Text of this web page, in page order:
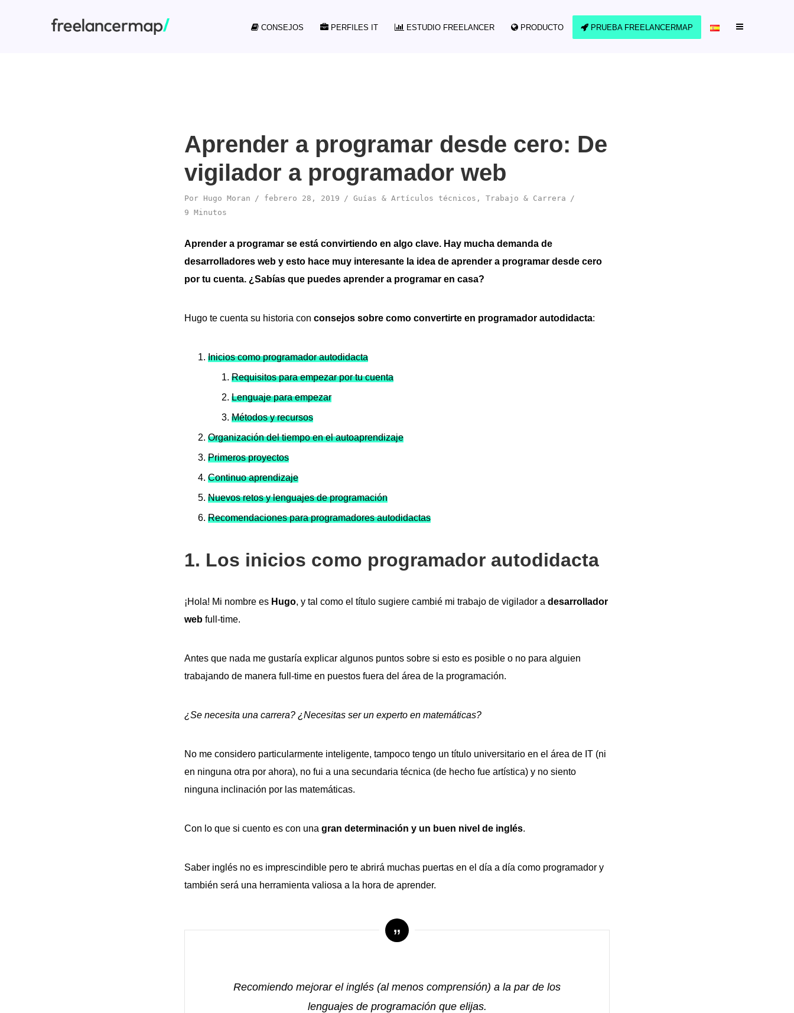
CONSEJOS PERFILES IT ESTUDIO FREELANCER PRODUCTO PRUEBA FREELANCERMAP
Aprender a programar desde cero: De
vigilador a programador web
Por Hugo Moran febrero 28, 2019 Guías & Artículos técnicos , Trabajo & Carrera
9 Minutos
Aprender a programar se está convirtiendo en algo clave. Hay mucha demanda de
desarrolladores web y esto hace muy interesante la idea de aprender a programar desde cero
por tu cuenta. ¿Sabías que puedes aprender a programar en casa?
Hugo te cuenta su historia con consejos sobre como convertirte en programador autodidacta:
Inicios como programador autodidacta
Requisitos para empezar por tu cuenta
Lenguaje para empezar
Métodos y recursos
Organización del tiempo en el autoaprendizaje
Primeros proyectos
Continuo aprendizaje
Nuevos retos y lenguajes de programación
Recomendaciones para programadores autodidactas
1. Los inicios como programador autodidacta
¡Hola! Mi nombre es Hugo, y tal como el título sugiere cambié mi trabajo de vigilador a desarrollador
web full-time.
Antes que nada me gustaría explicar algunos puntos sobre si esto es posible o no para alguien
trabajando de manera full-time en puestos fuera del área de la programación.
¿Se necesita una carrera? ¿Necesitas ser un experto en matemáticas?
No me considero particularmente inteligente, tampoco tengo un título universitario en el área de IT (ni
en ninguna otra por ahora), no fui a una secundaria técnica (de hecho fue artística) y no siento
ninguna inclinación por las matemáticas.
Con lo que si cuento es con una gran determinación y un buen nivel de inglés.
Saber inglés no es imprescindible pero te abrirá muchas puertas en el día a día como programador y
también será una herramienta valiosa a la hora de aprender.
Recomiendo mejorar el inglés (al menos comprensión) a la par de los
lenguajes de programación que elijas.